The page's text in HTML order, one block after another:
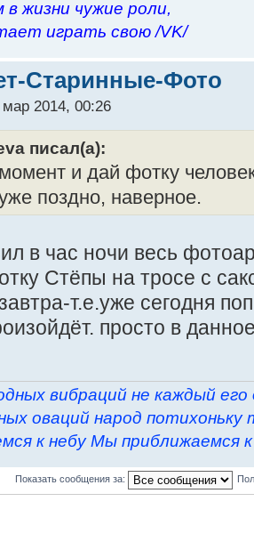
жизни чужие роли,
играть свою /VK/
Старинные-Фото
2014, 00:26
писал(а):
и дай фотку
поздно, наверное.
в час ночи весь
Стёпы на тросе с
т.е.уже сегодня
просто в
вибраций не каждый его
оваций народ потихоньку
к небу Мы приближаемся к
Показать сообщения за: